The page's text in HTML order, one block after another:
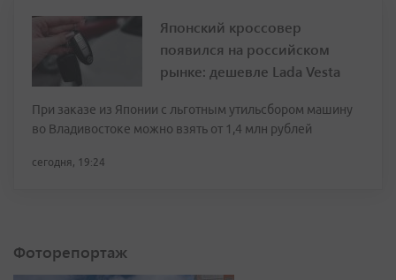
Японский кроссовер
появился на российском
рынке: дешевле Lada Vesta
При заказе из Японии с льготным утильсбором машину
во Владивостоке можно взять от 1,4 млн рублей
сегодня, 19:24
Фоторепортаж